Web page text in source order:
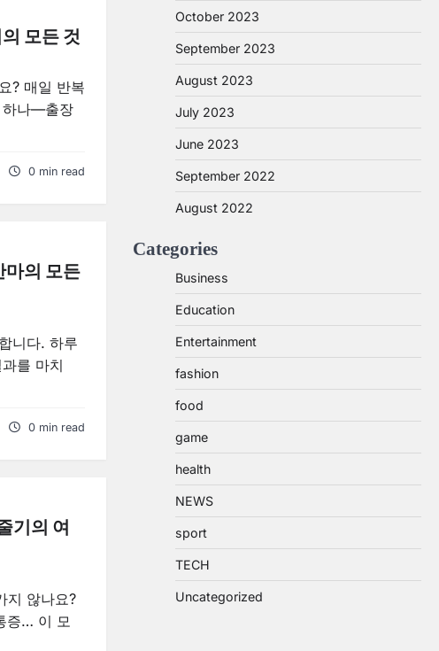
모든 것
? 매일 반복
하나—출장
0 min read
마의 모든
니다. 하루
를 마치
0 min read
기의 여
지 않나요?
증… 이 모
October 2023
September 2023
August 2023
July 2023
June 2023
September 2022
August 2022
Categories
Business
Education
Entertainment
fashion
food
game
health
NEWS
sport
TECH
Uncategorized